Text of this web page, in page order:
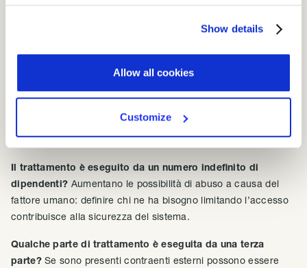
Show details
Allow all cookies
Customize
di file di registro?
diminuirebbe l’abuso intenzionale o accidentale di processi,
procedure e risorse.
Parti e persone coinvolte
Il trattamento è eseguito da un numero indefinito di
dipendenti? Aumentano le possibilità di abuso a causa del
fattore umano: definire chi ne ha bisogno limitando l’accesso
contribuisce alla sicurezza del sistema.
Qualche parte di trattamento è eseguita da una terza
parte?Se sono presenti contraenti esterni possono essere